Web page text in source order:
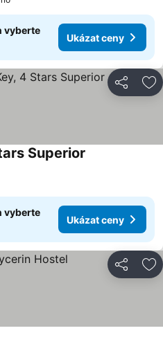
vyberte
Ukázat ceny
Sdílet
Superior
vyberte
Ukázat ceny
Sdílet